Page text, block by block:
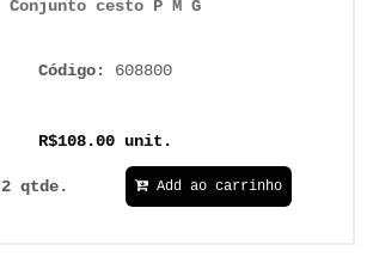
Conjunto cesto P M G
Código: 608800
R$108.00 unit.
2 qtde. Add ao carrinho